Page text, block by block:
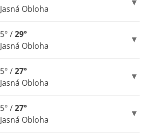
Jasná Obloha
5° /29°
Jasná Obloha
5° /27°
Jasná Obloha
5° /27°
Jasná Obloha